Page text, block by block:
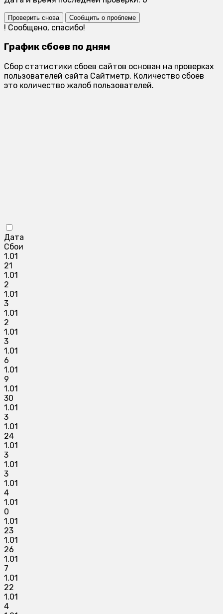
Проверить снова Сообщить о проблеме
! Сообщено, спасибо!
График сбоев по дням
Сбор статистики сбоев сайтов основан на проверках
пользователей сайта Сайтметр. Количество сбоев
это количество жалоб пользователей.
Дата
Сбои
1.01
21
1.01
2
1.01
3
1.01
2
1.01
3
1.01
6
1.01
9
1.01
30
1.01
3
1.01
24
1.01
3
1.01
3
1.01
4
1.01
0
1.01
23
1.01
26
1.01
7
1.01
22
1.01
4